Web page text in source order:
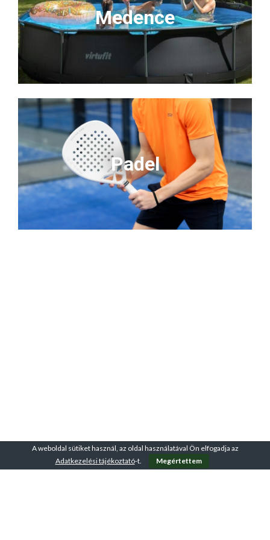
Medence
Padel
A weboldal sütiket használ, az oldal használatával Ön elfogadja az
Adatkezelési tájékoztató-t. Megértettem